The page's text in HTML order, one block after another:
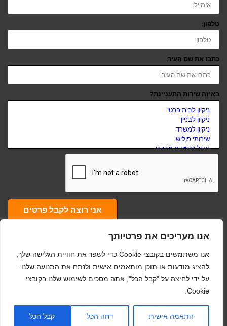
אנו מעריכים את פרטיותך
אנו משתמשים בקובצי Cookie כדי לשפר את חוויית הגלישה שלך,
להציג מודעות או תוכן מותאמים אישית ולנתח את התנועה שלנו.
על ידי לחיצה על "קבל הכל", אתה מסכים לשימוש שלנו בקובצי
Cookie.
התאמה אישית דחה הכל קבל הכל
טלפון:
כתבו את שם העיר:
באיזה שירות התעניינת?
אני רוצה לקבל פרטים
© כל הזכויות שמורות לאתר cleaning-service-il - באופן כללי אתם יודעים שלא
לוקחים ללא רשות :) תוכן האתר נכתב בלשון זכר מפאת הנוחות בלבד, אך פונה לשני
גלילה